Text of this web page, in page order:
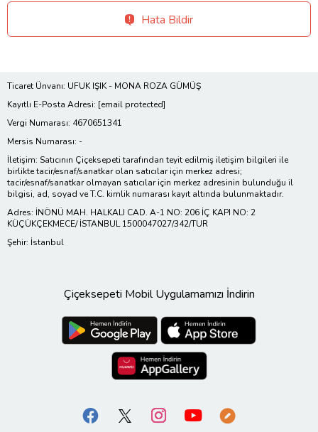
Hata Bildir
Ticaret Ünvanı: UFUK IŞIK - MONA ROZA GÜMÜŞ
Kayıtlı E-Posta Adresi: [email protected]
Vergi Numarası: 4670651341
Mersis Numarası: -
İletişim: Satıcının Çiçeksepeti tarafından teyit edilmiş iletişim bilgileri ile
birlikte tacir/esnaf/sanatkar olan satıcılar için merkez adresi;
tacir/esnaf/sanatkar olmayan satıcılar için merkez adresinin bulunduğu il
bilgisi, ad, soyad ve T.C. kimlik numarası kayıt altında bulunmaktadır.
Adres: İNÖNÜ MAH. HALKALI CAD. A-1 NO: 206 İÇ KAPI NO: 2
KÜÇÜKÇEKMECE/ İSTANBUL 1500047027/342/TUR
Şehir: İstanbul
Çiçeksepeti Mobil Uygulamamızı İndirin